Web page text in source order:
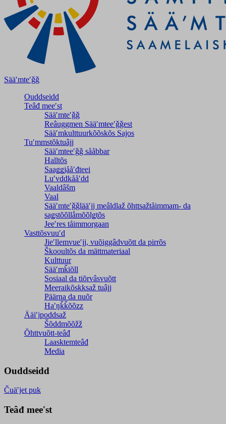
Sääʹmteʹǧǧ
Ouddseidd
Teâđ meeʹst
Sääʹmteʹǧǧ
Reâuggmen Sääʹmteeʹǧǧest
Sääʹmkulttuurkõõskõs Sajos
Tuʹmmstõktuâjj
Sääʹmteeʹǧǧ sååbbar
Halltõs
Saaǥǥjååʹđteei
Luʹvddkååʹdd
Vaaldâšm
Vaal
Sääʹmteʹǧǧlääʹjj meâldlaž õhttsažtåimmam- da
saǥstõõllâmõõlǥtõs
Jeeʹres tåimmorgaan
Vasttõsvuuʹd
Jieʹllemvueʹjj, vuõiggâdvuõtt da pirrõs
Škooultõs da mättmateriaal
Kulttuur
Sääʹmǩiõll
Sosiaal da tiõrvâsvuõtt
Meeraikõskksaž tuâjj
Päärna da nuõr
Haʹŋǩǩõõzz
Ääiʹjpoddsaž
Šõddmõõžž
Õhttvuõtt-teâđ
Laasktemteâđ
Media
Ouddseidd
Čuäʹjet puk
Teâđ meeʹst